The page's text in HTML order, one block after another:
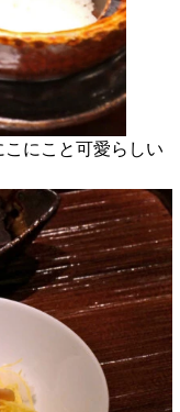
にこと可愛らしい